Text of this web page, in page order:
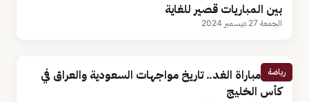
بين المباريات قصير للغاية
الجمعة 27 ديسمبر 2024
رياضة
قبل مباراة الغد.. تاريخ مواجهات السعودية والعراق في
كأس الخليج